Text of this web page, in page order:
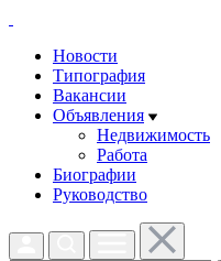
Новости
Типография
Вакансии
Объявления
Недвижимость
Работа
Биографии
Руководство